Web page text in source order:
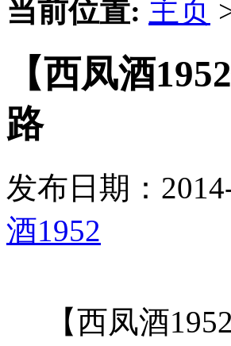
当前位置: 主页
【西凤酒
路
发布日期：
酒1952
【西凤酒